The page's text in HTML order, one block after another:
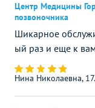
Центр Медицины
позвоночника
Шикарное
ый раз и еще к
Нина Николаевна,